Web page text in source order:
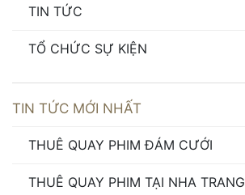
TIN TỨC
TỔ CHỨC SỰ KIỆN
TIN TỨC MỚI NHẤT
THUÊ QUAY PHIM ĐÁM CƯỚI
THUÊ QUAY PHIM TẠI NHA TRANG